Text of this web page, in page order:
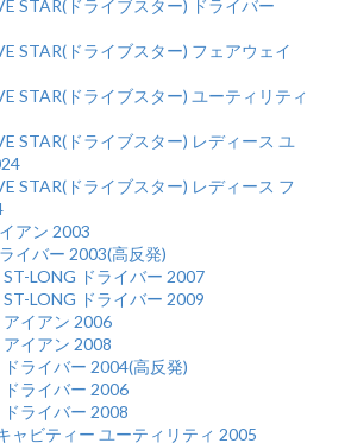
STAR(ドライブスター) ドライバー
STAR(ドライブスター) フェアウェイ
STAR(ドライブスター) ユーティリティ
STAR(ドライブスター) レディース ユ
STAR(ドライブスター) レディース フ
アン 2003
イバー 2003(高反発)
LONG ドライバー 2007
LONG ドライバー 2009
アイアン 2006
イアン 2008
ライバー 2004(高反発)
ドライバー 2006
ライバー 2008
ャビティー ユーティリティ 2005